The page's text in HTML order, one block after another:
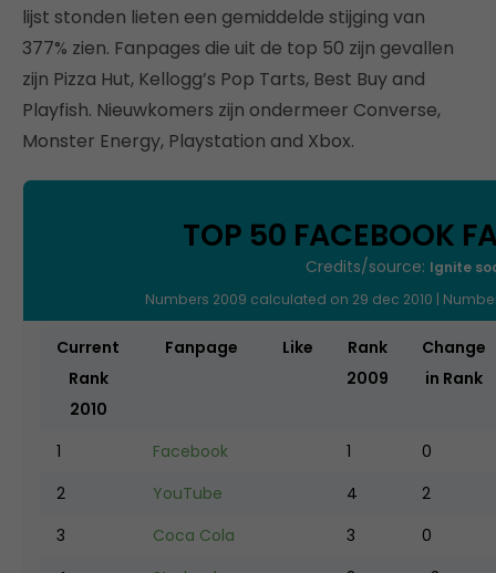
lijst stonden lieten een gemiddelde stijging van
377% zien. Fanpages die uit de top 50 zijn gevallen
zijn Pizza Hut, Kellogg’s Pop Tarts, Best Buy and
Playfish. Nieuwkomers zijn ondermeer Converse,
Monster Energy, Playstation and Xbox.
TOP 50 FACEBOOK
Credits/source: Ignite
Numbers 2009 calculated on 29 dec 2010 |
Current
Rank
2010
Fanpage Like
Rank
2009
Change
in Rank
1 Facebook 1
0
2
YouTube 4
2
3
Coca Cola 3
0